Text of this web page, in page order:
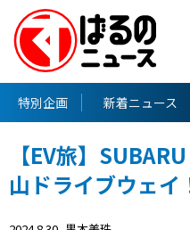
特別企画 新着ニュース
【EV旅】
山ドライブウェイ